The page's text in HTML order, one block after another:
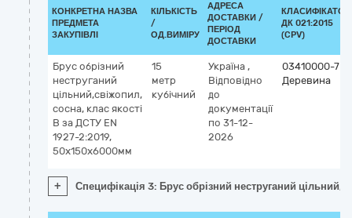
КОНКРЕТНА НАЗВА
ПРЕДМЕТА
ЗАКУПІВЛІ
КІЛЬКІСТЬ
/
ОД.ВИМІРУ
АДРЕСА
ДОСТАВКИ /
ПЕРІОД
ДОСТАВКИ
КЛАСИФІКАТОР
ДК 021:2015
(CPV)
Брус обрізний
неструганий
цільний,свіжопил,
сосна, клас якості
B за ДСТУ EN
1927-2:2019,
50x150x6000мм
15
метр
кубічний
Україна ,
Відповідно
до
документації
по 31-12-
2026
03410000-7
Деревина
+ Специфікація 3: Брус обрізний неструганий